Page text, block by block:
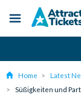
content
Menu
Home
Latest
Süßigkeiten und